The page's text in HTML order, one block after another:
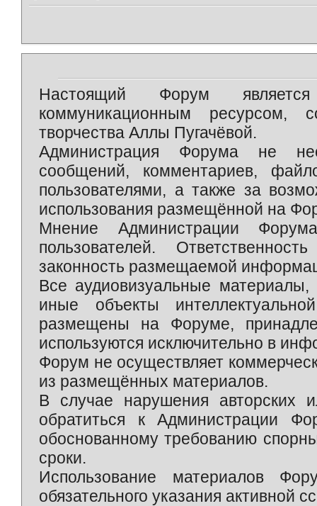
Настоящий Форум является
коммуникационным ресурсом,
творчества Аллы Пугачёвой.
Администрация Форума не
сообщений, комментариев,
пользователями, а также за
использования размещённой на
Мнение Администрации
пользователей.
законность размещаемой
Все аудиовизуальные
иные объекты
размещены на Форуме,
используются исключительно в
Форум не осуществляет
из размещённых материалов.
В случае нарушения авторских
обратиться к Администрации
обоснованному требованию
сроки.
Использование материалов
обязательного указания активной